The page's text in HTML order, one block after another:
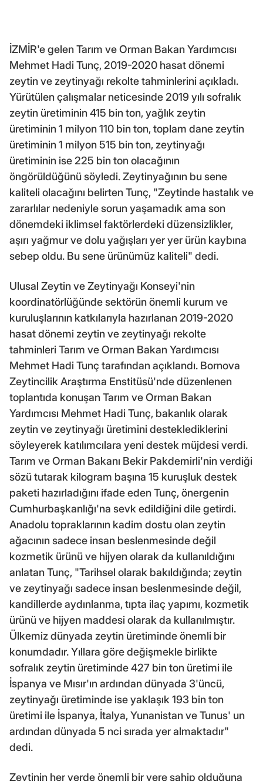
İZMİR'e gelen Tarım ve Orman Bakan Yardımcısı
Mehmet Hadi Tunç, 2019-2020 hasat dönemi
zeytin ve zeytinyağı rekolte tahminlerini açıkladı.
Yürütülen çalışmalar neticesinde 2019 yılı sofralık
zeytin üretiminin 415 bin ton, yağlık zeytin
üretiminin 1 milyon 110 bin ton, toplam dane zeytin
üretiminin 1 milyon 515 bin ton, zeytinyağı
üretiminin ise 225 bin ton olacağının
öngörüldüğünü söyledi. Zeytinyağının bu sene
kaliteli olacağını belirten Tunç, "Zeytinde hastalık ve
zararlılar nedeniyle sorun yaşamadık ama son
dönemdeki iklimsel faktörlerdeki düzensizlikler,
aşırı yağmur ve dolu yağışları yer yer ürün kaybına
sebep oldu. Bu sene ürünümüz kaliteli" dedi.
Ulusal Zeytin ve Zeytinyağı Konseyi'nin
koordinatörlüğünde sektörün önemli kurum ve
kuruluşlarının katkılarıyla hazırlanan 2019-2020
hasat dönemi zeytin ve zeytinyağı rekolte
tahminleri Tarım ve Orman Bakan Yardımcısı
Mehmet Hadi Tunç tarafından açıklandı. Bornova
Zeytincilik Araştırma Enstitüsü'nde düzenlenen
toplantıda konuşan Tarım ve Orman Bakan
Yardımcısı Mehmet Hadi Tunç, bakanlık olarak
zeytin ve zeytinyağı üretimini desteklediklerini
söyleyerek katılımcılara yeni destek müjdesi verdi.
Tarım ve Orman Bakanı Bekir Pakdemirli'nin verdiği
sözü tutarak kilogram başına 15 kuruşluk destek
paketi hazırladığını ifade eden Tunç, önergenin
Cumhurbaşkanlığı'na sevk edildiğini dile getirdi.
Anadolu topraklarının kadim dostu olan zeytin
ağacının sadece insan beslenmesinde değil
kozmetik ürünü ve hijyen olarak da kullanıldığını
anlatan Tunç, "Tarihsel olarak bakıldığında; zeytin
ve zeytinyağı sadece insan beslenmesinde değil,
kandillerde aydınlanma, tıpta ilaç yapımı, kozmetik
ürünü ve hijyen maddesi olarak da kullanılmıştır.
Ülkemiz dünyada zeytin üretiminde önemli bir
konumdadır. Yıllara göre değişmekle birlikte
sofralık zeytin üretiminde 427 bin ton üretimi ile
İspanya ve Mısır'ın ardından dünyada 3'üncü,
zeytinyağı üretiminde ise yaklaşık 193 bin ton
üretimi ile İspanya, İtalya, Yunanistan ve Tunus' un
ardından dünyada 5 nci sırada yer almaktadır"
dedi.
Zeytinin her yerde önemli bir yere sahip olduğuna